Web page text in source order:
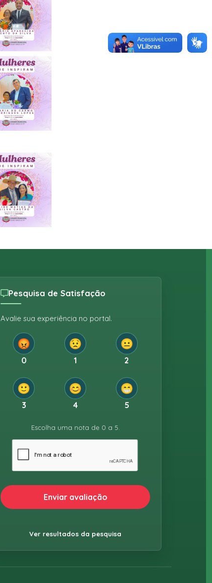
Pesquisa de Satisfação
Avalie sua experiência no portal.
😡
0
😟
1
😐
2
🙂
3
😊
4
😁
5
Escolha uma nota de 0 a 5.
Enviar avaliação
Ver resultados da pesquisa